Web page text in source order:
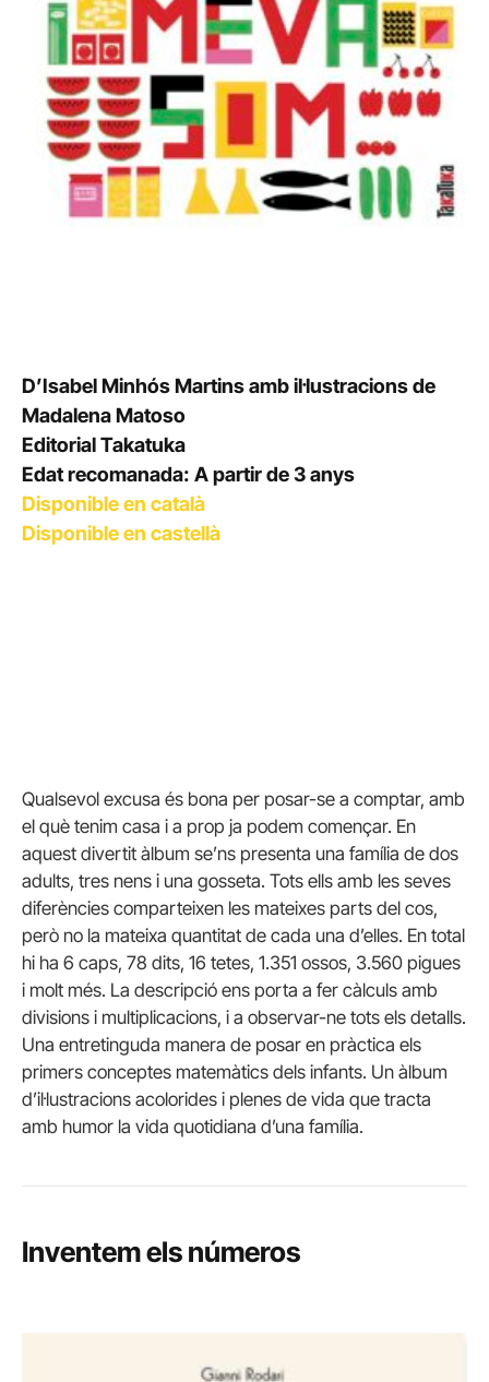
D’Isabel Minhós Martins amb il·lustracions de
Madalena Matoso
Editorial Takatuka
Edat recomanada: A partir de 3 anys
Disponible en català
Disponible en castellà
Qualsevol excusa és bona per posar-se a comptar, amb
el què tenim casa i a prop ja podem començar. En
aquest divertit àlbum se’ns presenta una família de dos
adults, tres nens i una gosseta. Tots ells amb les seves
diferències comparteixen les mateixes parts del cos,
però no la mateixa quantitat de cada una d’elles. En total
hi ha 6 caps, 78 dits, 16 tetes, 1.351 ossos, 3.560 pigues
i molt més. La descripció ens porta a fer càlculs amb
divisions i multiplicacions, i a observar-ne tots els detalls.
Una entretinguda manera de posar en pràctica els
primers conceptes matemàtics dels infants. Un àlbum
d’il·lustracions acolorides i plenes de vida que tracta
amb humor la vida quotidiana d’una família.
Inventem els números